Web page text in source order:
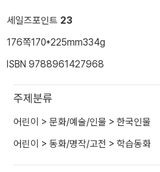
세일즈포인트 23
176쪽170*225mm334g
ISBN 9788961427968
주제분류
어린이 > 문화/예술/인물 > 한국인물
어린이 > 동화/명작/고전 > 학습동화